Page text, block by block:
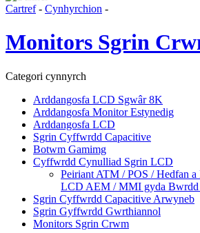
Cartref- Cynhyrchion -
Monitors Sgrin
Categori cynnyrch
Arddangosfa LCD Sgwâr 8K
Arddangosfa Monitor Estynedig
Arddangosfa LCD
Sgrin Cyffwrdd Capacitive
Botwm Gamimg
Cyffwrdd Cynulliad Sgrin LCD
Peiriant ATM / POS / Hedfan
LCD AEM / MMI gyda Bwrdd
Sgrin Cyffwrdd Capacitive Arwyneb
Sgrin Gyffwrdd Gwrthiannol
Monitors Sgrin Crwm